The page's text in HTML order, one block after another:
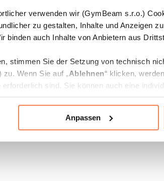
verwenden wir (GymBeam s.r.o.)
zu gestalten, Inhalte und Anzeigen
binden auch Inhalte von Anbietern aus
stimmen Sie der Setzung von technisch
Wenn Sie auf „Ablehnen“ klicken,
sind. Sie können auch eine
oder abwählen und „Auswahl erlauben“
Ihrer Daten finden Sie in den
Anpassen